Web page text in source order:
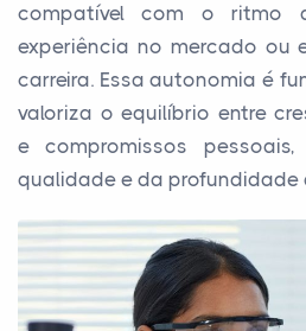
compatível com o ritmo
experiência no mercado ou
carreira. Essa autonomia é
valoriza o equilíbrio entre
e compromissos
qualidade e da profundidade